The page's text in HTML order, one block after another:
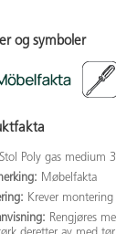
og symboler
Stol Poly gas medium
Møbelfakta
Krever montering
Rengjøres